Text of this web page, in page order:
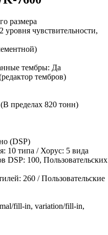
размера
чувствительности,
тембры: Да
тембров)
пределах 820 тонн)
(DSP)
10 типа / Хорус: 5 вида
DSP: 100, Пользовательских
260 / Пользовательские
fill-in, variation/fill-in,